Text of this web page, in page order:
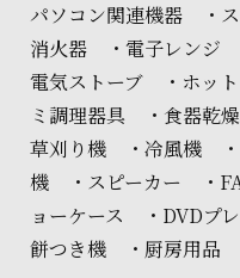
パソコン関連機器 ・
消火器 ・電子レンジ
電気ストーブ ・ホッ
ミ調理器具 ・食器乾
草刈り機 ・冷風機
機 ・スピーカー ・
ョーケース ・DVDプ
餅つき機 ・厨房用品